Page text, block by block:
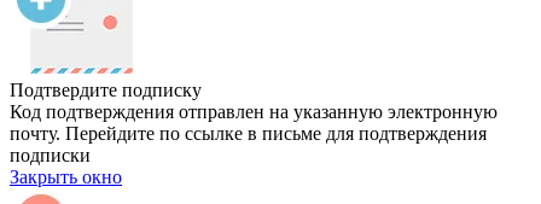
Подтвердите подписку
Код подтверждения отправлен на указанную электронную
почту. Перейдите по ссылке в письме для подтверждения
подписки
Закрыть окно